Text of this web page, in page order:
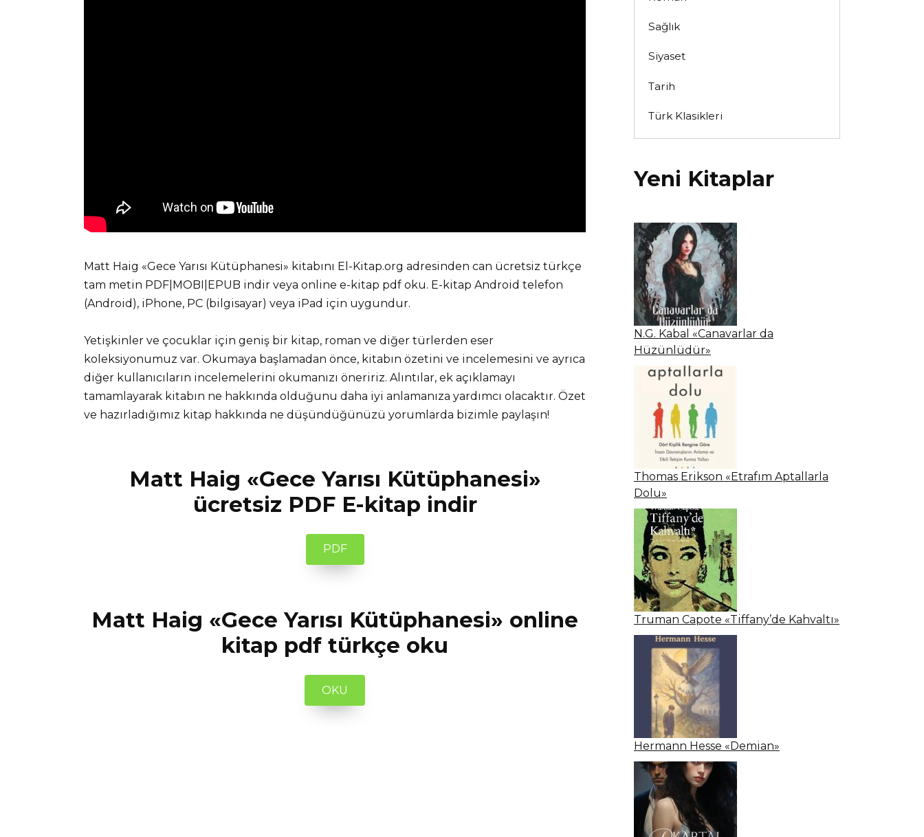
Matt Haig «Gece Yarısı Kütüphanesi» kitabını El-Kitap.org adresinden can ücretsiz türkçe
tam metin PDF|MOBI|EPUB indir veya online e-kitap pdf oku. E-kitap Android telefon
(Android), iPhone, PC (bilgisayar) veya iPad için uygundur.
Yetişkinler ve çocuklar için geniş bir kitap, roman ve diğer türlerden eser
koleksiyonumuz var. Okumaya başlamadan önce, kitabın özetini ve incelemesini ve ayrıca
diğer kullanıcıların incelemelerini okumanızı öneririz. Alıntılar, ek açıklamayı
tamamlayarak kitabın ne hakkında olduğunu daha iyi anlamanıza yardımcı olacaktır. Özet
ve hazırladığımız kitap hakkında ne düşündüğünüzü yorumlarda bizimle paylaşın!
Matt Haig «Gece Yarısı Kütüphanesi»
ücretsiz PDF E-kitap indir
PDF
Matt Haig «Gece Yarısı Kütüphanesi» online
kitap pdf türkçe oku
OKU
Sağlık
Siyaset
Tarih
Türk Klasikleri
Yeni Kitaplar
N.G. Kabal «Canavarlar da
Hüzünlüdür»
Thomas Erikson «Etrafım Aptallarla
Dolu»
Truman Capote «Tiffany’de Kahvaltı»
Hermann Hesse «Demian»